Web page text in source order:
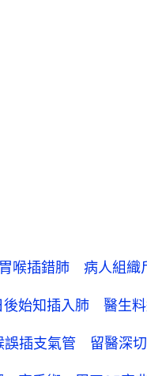
喉插錯肺 病人組織
後始知插入肺 醫生
誤插支氣管 留醫深